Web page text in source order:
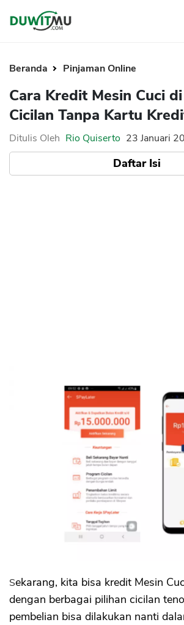
Saham
Bitcoin
Investasi
Pengeluaran
Asuransi
Rencana Keuangan
Mengelola keuangan
Kartu Kredit
KPR
KTA
Pinjaman Online
Pinjaman
Asuransi Jiwa
Asuransi Kesehatan
Asuransi Syariah
Beranda Pinjaman Online
Cara Kredit Mesin Cuci
Cicilan Tanpa Kartu
Ditulis Oleh Rio Quiserto 23 Januari
Daftar Isi
Sekarang, kita bisa kredit Mesin Cuci di Shopee
dengan berbagai pilihan cicilan
pembelian bisa dilakukan nanti